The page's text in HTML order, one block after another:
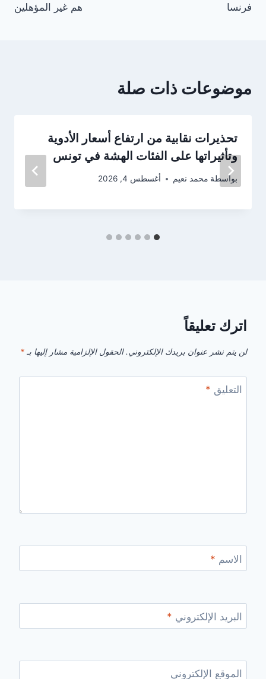
فرنسا
هم غير المؤهلين
موضوعات ذات صلة
تحذيرات نقابية من ارتفاع أسعار الأدوية
وتأثيراتها على الفئات الهشة في تونس
بواسطة محمد نعيم أغسطس 4, 2026
اترك تعليقاً
لن يتم نشر عنوان بريدك الإلكتروني. الحقول الإلزامية مشار إليها بـ *
التعليق *
الاسم *
البريد الإلكتروني *
الموقع الإلكتروني